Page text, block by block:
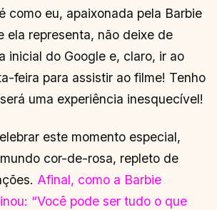
como eu, apaixonada pela Barbie
ela representa, não deixe de
inicial do Google e, claro, ir ao
feira para assistir ao filme! Tenho
uma experiência inesquecível!
este momento especial,
cor-de-rosa, repleto de
Afinal, como a Barbie
“Você pode ser tudo o que